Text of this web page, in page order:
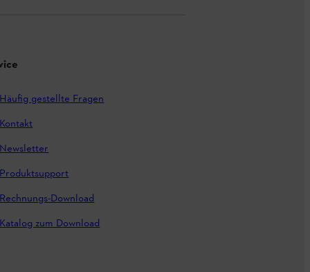
Häufig gestellte Fragen
Kontakt
Newsletter
Produktsupport
Rechnungs-Download
Katalog zum Download